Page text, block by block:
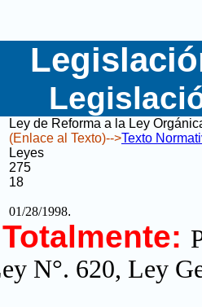
Ley de Reforma a la Ley
(Enlace al Texto)-->Texto
Leyes
275
18
01/28/1998.
N°. 620, Ley